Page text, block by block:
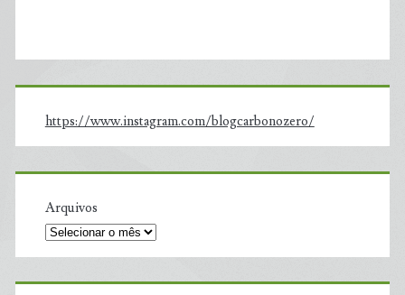
https://www.instagram.com/blogcarbonozero/
Arquivos